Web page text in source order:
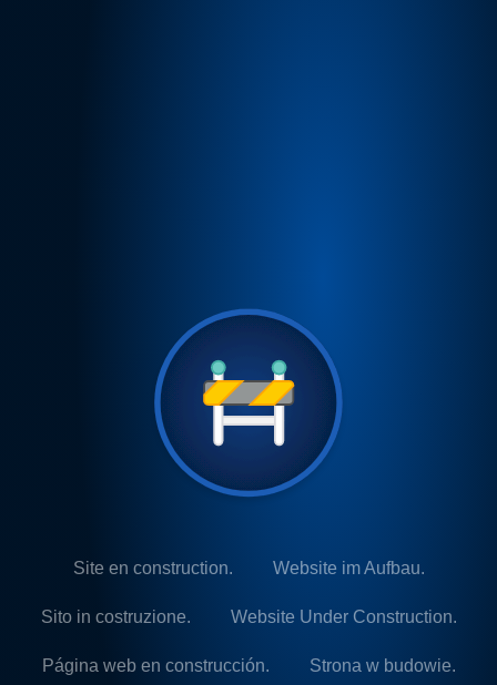
Site en construction. Website im Aufbau.
Sito in costruzione. Website Under Construction.
Página web en construcción. Strona w budowie.